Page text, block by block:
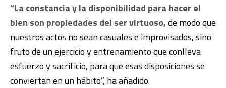
“La constancia y la disponibilidad para hacer el
bien son propiedades del ser virtuoso,de modo que
nuestros actos no sean casuales e improvisados, sino
fruto de un ejercicio y entrenamiento que conlleva
esfuerzo y sacrificio, para que esas disposiciones se
conviertan en un hábito”, ha añadido.